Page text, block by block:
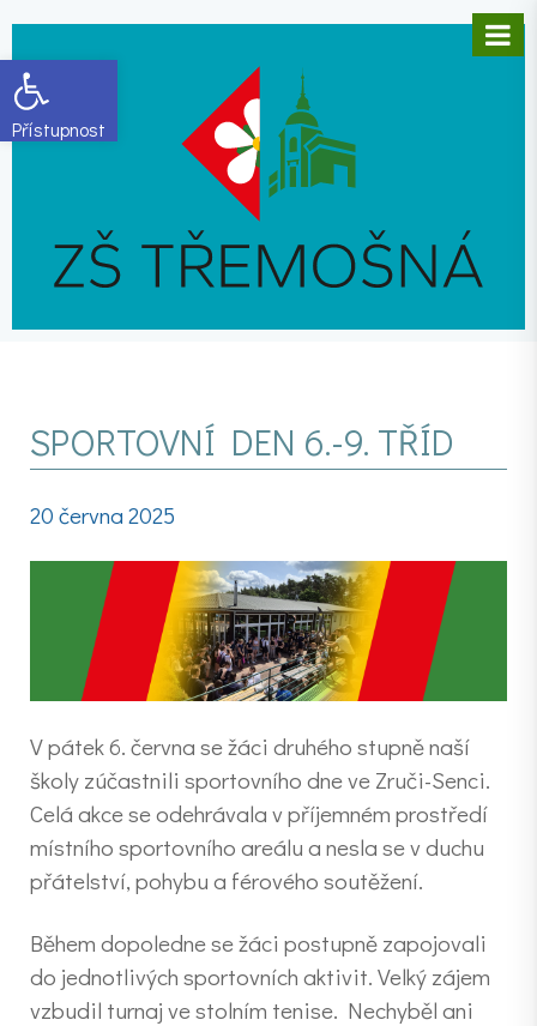
Open toolbar
SPORTOVNÍ DEN 6.-9. TŘÍD
20 června 2025
V pátek 6. června se žáci druhého stupně naší
školy zúčastnili sportovního dne ve Zruči-Senci.
Celá akce se odehrávala v příjemném prostředí
místního sportovního areálu a nesla se v duchu
přátelství, pohybu a férového soutěžení.
Během dopoledne se žáci postupně zapojovali
do jednotlivých sportovních aktivit. Velký zájem
vzbudil turnaj ve stolním tenise. Nechyběl ani